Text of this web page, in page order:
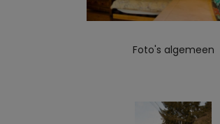
Foto's algemeen